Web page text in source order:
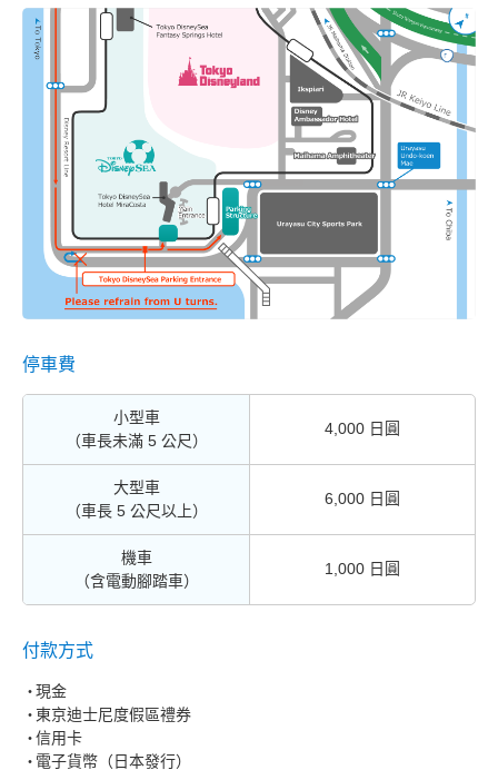
停車費
小型車
（車長未滿 5 公尺）
4,000 日圓
大型車
（車長 5 公尺以上）
6,000 日圓
機車
（含電動腳踏車）
1,000 日圓
付款方式
現金
東京迪士尼度假區禮券
信用卡
電子貨幣（日本發行）